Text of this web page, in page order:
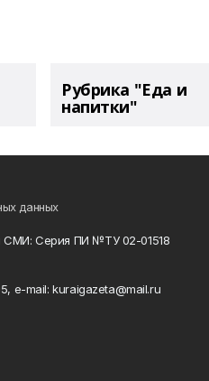
Рубрика "Еда и
напитки"
данных
СМИ: Серия ПИ №ТУ 02-01518
e-mail: kuraigazeta@mail.ru